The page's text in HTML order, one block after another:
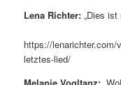
Lena Richter: „Dies
https://lenarichter.com/
letztes-lied/